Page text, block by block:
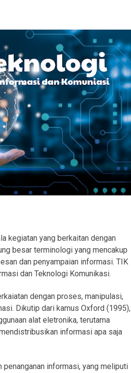
kegiatan yang berkaitan dengan
besar terminologi yang mencakup
dan penyampaian informasi. TIK
dan Teknologi Komunikasi.
dengan proses, manipulasi,
Dikutip dari kamus Oxford (1995),
alat eletronika, terutama
informasi apa saja
informasi, yang meliputi